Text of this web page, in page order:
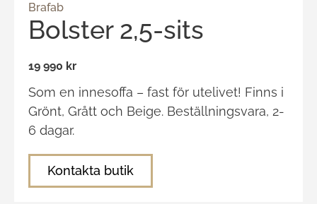
Brafab
Bolster 2,5-sits
19 990 kr
Som en innesoffa – fast för utelivet! Finns i
Grönt, Grått och Beige. Beställningsvara, 2-
6 dagar.
Kontakta butik